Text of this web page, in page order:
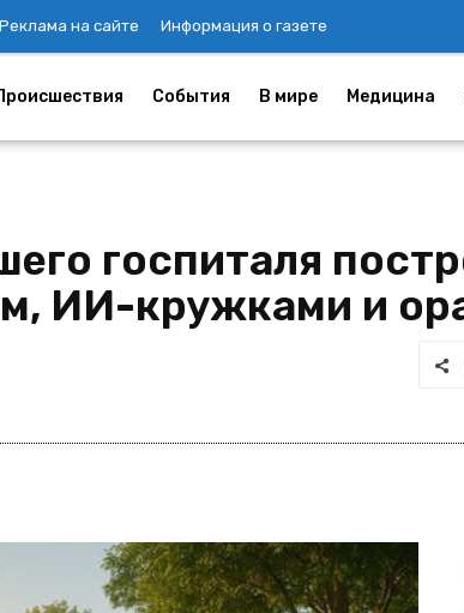
Реклама на сайте Информация о газете
События В мире Медицина
госпиталя
ИИ-кружками и